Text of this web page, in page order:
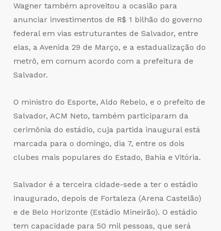
Wagner também aproveitou a ocasião para
anunciar investimentos de R$ 1 bilhão do governo
federal em vias estruturantes de Salvador, entre
elas, a Avenida 29 de Março, e a estadualização do
metrô, em comum acordo com a prefeitura de
Salvador.
O ministro do Esporte, Aldo Rebelo, e o prefeito de
Salvador, ACM Neto, também participaram da
cerimônia do estádio, cuja partida inaugural está
marcada para o domingo, dia 7, entre os dois
clubes mais populares do Estado, Bahia e Vitória.
Salvador é a terceira cidade-sede a ter o estádio
inaugurado, depois de Fortaleza (Arena Castelão)
e de Belo Horizonte (Estádio Mineirão). O estádio
tem capacidade para 50 mil pessoas, que será